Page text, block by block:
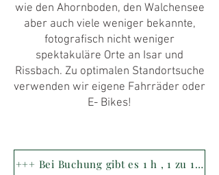
wie den Ahornboden, den Walchensee
aber auch viele weniger bekannte,
fotografisch nicht weniger
spektakuläre Orte an Isar und
Rissbach. Zu optimalen Standortsuche
verwenden wir eigene Fahrräder oder
E- Bikes!
+++ Bei Buchung gibt es 1 h , 1 zu 1